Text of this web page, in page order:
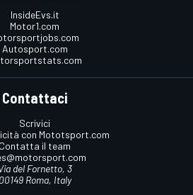
InsideEvs.it
Motor1.com
Autosport.com
Contattaci
Scrivici
con Mototsport.com
Contatta il team
del Fornetto, 3
00149 Roma, Italy